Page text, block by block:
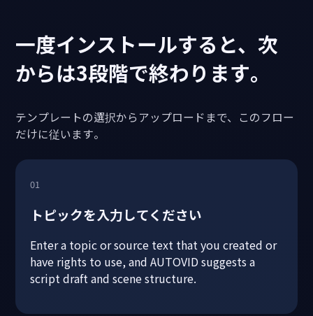
一度インストールすると、次
からは3段階で終わります。
テンプレートの選択からアップロードまで、このフロー
だけに従います。
01
トピックを入力してください
Enter a topic or source text that you created or
have rights to use, and AUTOVID suggests a
script draft and scene structure.